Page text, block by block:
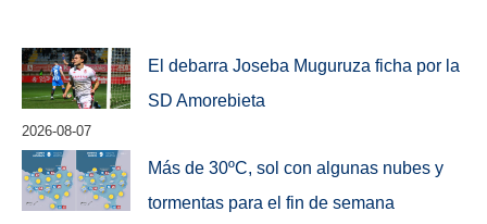
El debarra Joseba Muguruza ficha por la
SD Amorebieta
2026-08-07
Más de 30ºC, sol con algunas nubes y
tormentas para el fin de semana